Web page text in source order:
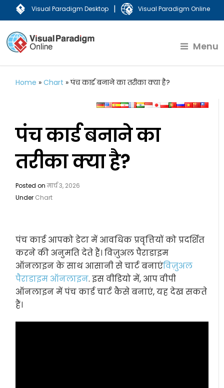
Visual Paradigm Desktop | Visual Paradigm Online
Menu
Home »Chart »पंच कार्ड बनाने का तरीका क्या है?
पंच कार्ड बनाने का
तरीका क्या है?
Posted onमार्च 3, 2026
Under Chart
पंच कार्ड आपको डेटा में आवधिक प्रवृत्तियों को प्रदर्शित
करने की अनुमति देते हैं। विज़ुअल पैराडाइम
ऑनलाइन के साथ आसानी से चार्ट बनाएंविज़ुअल
पैराडाइम ऑनलाइन. इस वीडियो में, आप वीपी
ऑनलाइन में पंच कार्ड चार्ट कैसे बनाएं, यह देख सकते
हैं।